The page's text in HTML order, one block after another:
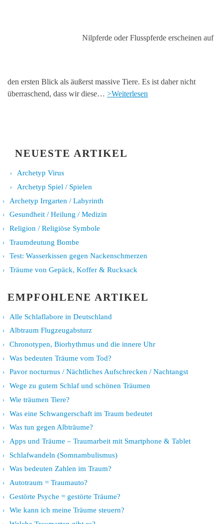
Nilpferde oder Flusspferde erscheinen auf
den ersten Blick als äußerst massive Tiere. Es ist daher nicht
überraschend, dass wir diese… >Weiterlesen
NEUESTE ARTIKEL
Archetyp Virus
Archetyp Spiel / Spielen
Archetyp Irrgarten / Labyrinth
Gesundheit / Heilung / Medizin
Religion / Religiöse Symbole
Traumdeutung Bombe
Test: Wasserkissen gegen Nackenschmerzen
Träume von Gepäck, Koffer & Rucksack
EMPFOHLENE ARTIKEL
Alle Schlaflabore in Deutschland
Albtraum Flugzeugabsturz
Chronotypen, Biorhythmus und die innere Uhr
Was bedeuten Träume vom Tod?
Pavor nocturnus / Nächtliches Aufschrecken / Nachtangst
Wege zu gutem Schlaf und schönen Träumen
Wie träumen Tiere?
Was eine Schwangerschaft im Traum bedeutet
Was tun gegen Albträume?
Apps und Träume – Traumarbeit mit Smartphone & Tablet
Schlafwandeln (Somnambulismus)
Was bedeuten Zahlen im Traum?
Autotraum = Traumauto?
Gestörte Psyche = gestörte Träume?
Wie kann ich meine Träume steuern?